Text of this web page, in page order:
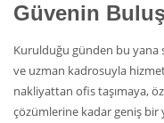
Güvenin
Kurulduğu günden bu yana
ve uzman kadrosuyla hizmet
nakliyattan ofis taşımaya,
çözümlerine kadar geniş